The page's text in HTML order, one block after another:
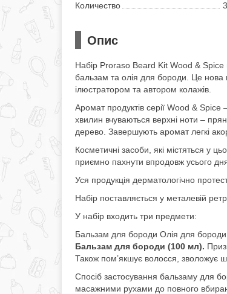
Количество
Опис
Набір Proraso Beard Kit Wood & Spice
бальзам та олія для бороди. Це нова
ілюстратором та автором колажів.
Аромат продуктів серії Wood &
хвилин вчуваються верхні ноти –
дерево. Завершують аромат легкі
Косметичні засоби, які містяться у
приємно пахнути впродовж усього
Уся продукція дерматологічно
Набір поставляється у металевій
У набір входить три предмети:
Бальзам для бороди Олія для
Бальзам для бороди (100 мл).
Також пом’якшує волосся, зволожує
Спосіб застосування бальзаму для
масажними рухами до повного